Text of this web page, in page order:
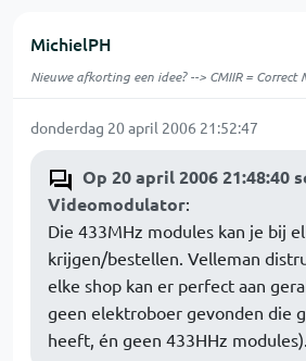
MichielPH
Nieuwe afkorting een idee? --> CMIIR = Correct
donderdag 20 april 2006 21:52:47
Op 20 april 2006 21:48:40
Videomodulator:
Die 433MHz modules kan je bij
krijgen/bestellen. Velleman
elke shop kan er perfect aan
geen elektroboer gevonden die
heeft, én geen 433HHz modules).